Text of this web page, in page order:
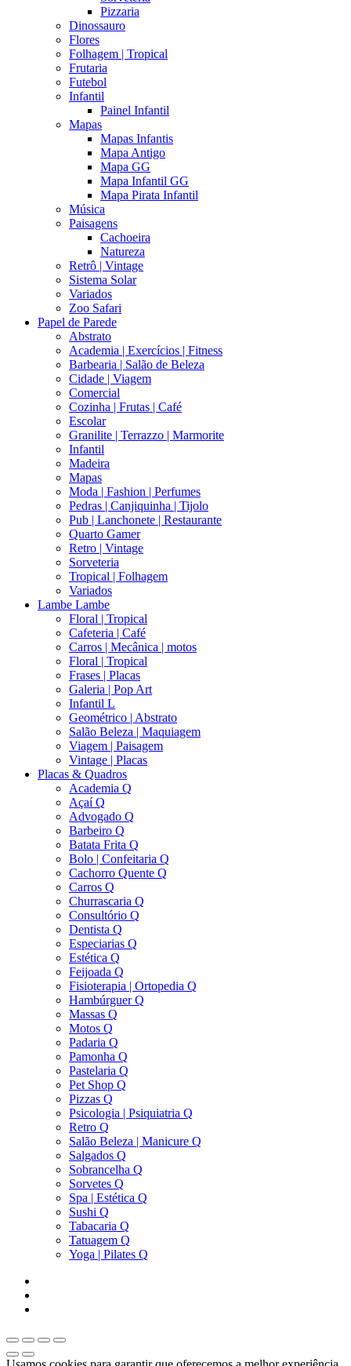
Pizzaria
Dinossauro
Flores
Folhagem | Tropical
Frutaria
Futebol
Infantil
Painel Infantil
Mapas
Mapas Infantis
Mapa Antigo
Mapa GG
Mapa Infantil GG
Mapa Pirata Infantil
Música
Paisagens
Cachoeira
Natureza
Retrô | Vintage
Sistema Solar
Variados
Zoo Safari
Papel de Parede
Abstrato
Academia | Exercícios | Fitness
Barbearia | Salão de Beleza
Cidade | Viagem
Comercial
Cozinha | Frutas | Café
Escolar
Granilite | Terrazzo | Marmorite
Infantil
Madeira
Mapas
Moda | Fashion | Perfumes
Pedras | Canjiquinha | Tijolo
Pub | Lanchonete | Restaurante
Quarto Gamer
Retro | Vintage
Sorveteria
Tropical | Folhagem
Variados
Lambe Lambe
Floral | Tropical
Cafeteria | Café
Carros | Mecânica | motos
Floral | Tropical
Frases | Placas
Galeria | Pop Art
Infantil L
Geométrico | Abstrato
Salão Beleza | Maquiagem
Viagem | Paisagem
Vintage | Placas
Placas & Quadros
Academia Q
Açaí Q
Advogado Q
Barbeiro Q
Batata Frita Q
Bolo | Confeitaria Q
Cachorro Quente Q
Carros Q
Churrascaria Q
Consultório Q
Dentista Q
Especiarias Q
Estética Q
Feijoada Q
Fisioterapia | Ortopedia Q
Hambúrguer Q
Massas Q
Motos Q
Padaria Q
Pamonha Q
Pastelaria Q
Pet Shop Q
Pizzas Q
Psicologia | Psiquiatria Q
Retro Q
Salão Beleza | Manicure Q
Salgados Q
Sobrancelha Q
Sorvetes Q
Spa | Estética Q
Sushi Q
Tabacaria Q
Tatuagem Q
Yoga | Pilates Q